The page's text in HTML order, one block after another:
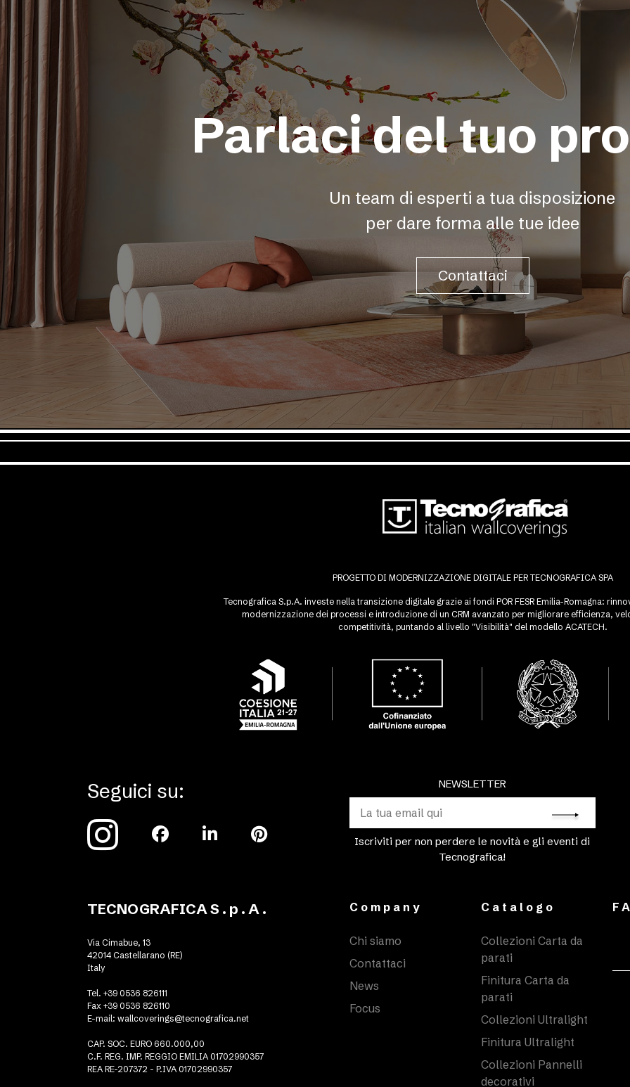
Parlaci del tuo
Un team di esperti a tua disposizione
per dare forma alle tue idee
Contattaci
PROGETTO DI MODERNIZZAZIONE DIGITALE PER TECNOGRAFICA SPA
Tecnografica S.p.A. investe nella transizione digitale grazie ai fondi POR FESR Emilia-Romagna:
modernizzazione dei processi e introduzione di un CRM avanzato per migliorare efficienza,
competitività, puntando al livello "Visibilità" del modello ACATECH.
Seguici su: NEWSLETTER
Iscriviti per non perdere le novità e gli eventi di
Tecnografica!
TECNOGRAFICA S . p . A .
Via Cimabue, 13
42014 Castellarano (RE)
Italy
Tel. +39 0536 826111
Fax +39 0536 826110
E-mail: wallcoverings@tecnografica.net
CAP. SOC. EURO 660.000,00
C.F. REG. IMP. REGGIO EMILIA 01702990357
REA RE-207372 - P.IVA 01702990357
Company
Chi siamo
Contattaci
News
Focus
Catalogo
Collezioni Carta da
parati
Finitura Carta da
parati
Collezioni Ultralight
Finitura Ultralight
Collezioni Pannelli
decorativi